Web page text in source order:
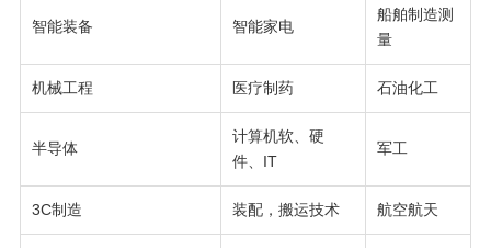
智能装备 智能家电
船舶制造测
量
机械工程 医疗制药 石油化工
半导体
计算机软、硬
件、IT
军工
3C制造 装配，搬运技术 航空航天